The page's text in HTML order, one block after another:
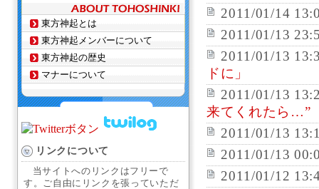
2011/01/14
2011/01/13
2011/01/13
ドに」
2011/01/13
来てくれたら…”
2011/01/13
2011/01/13
2011/01/12
東方神起とは
東方神起メンバーについて
東方神起の歴史
マナーについて
リンクについて
当サイトへのリンクはフリーで
す。ご自由にリンクを張っていただ